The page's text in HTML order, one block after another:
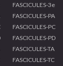
FASCICULES-3e
FASCICULES-PA
FASCICULES-PC
FASCICULES-PD
FASCICULES-TA
FASCICULES-TC